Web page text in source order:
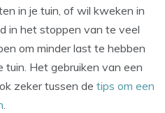
in je tuin, of wil kweken in
in het stoppen van te veel
om minder last te hebben
Het gebruiken van een
zeker tussen de tips om een
.